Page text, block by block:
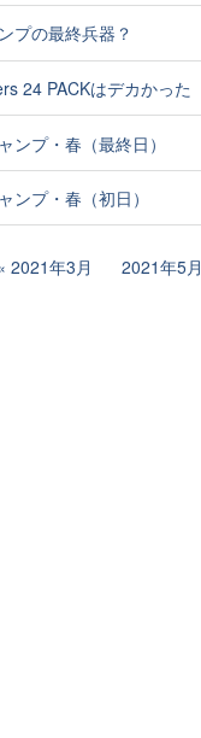
プの最終兵器？
24 PACKはデカかった
ンプ・春（最終日）
ンプ・春（初日）
2021年3月 2021年5月